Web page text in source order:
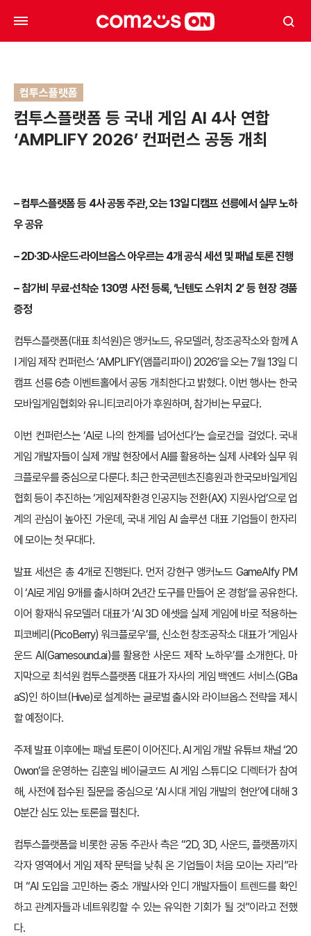
컴투스플랫폼
컴투스플랫폼 등 국내 게임 AI 4사 연합
‘AMPLIFY 2026’ 컨퍼런스 공동 개최
– 컴투스플랫폼 등 4사 공동 주관, 오는 13일 디캠프 선릉에서 실무 노하
우 공유
– 2D·3D·사운드·라이브옵스 아우르는 4개 공식 세션 및 패널 토론 진행
– 참가비 무료·선착순 130명 사전 등록, ‘닌텐도 스위치 2’ 등 현장 경품
증정
컴투스플랫폼(대표 최석원)은 앵커노드, 유모델러, 창조공작소와 함께 A
I 게임 제작 컨퍼런스 ‘AMPLIFY(앰플리파이) 2026’을 오는 7월 13일 디
캠프 선릉 6층 이벤트홀에서 공동 개최한다고 밝혔다. 이번 행사는 한국
모바일게임협회와 유니티코리아가 후원하며, 참가비는 무료다.
이번 컨퍼런스는 ‘AI로 나의 한계를 넘어선다’는 슬로건을 걸었다. 국내
게임 개발자들이 실제 개발 현장에서 AI를 활용하는 실제 사례와 실무 워
크플로우를 중심으로 다룬다. 최근 한국콘텐츠진흥원과 한국모바일게임
협회 등이 추진하는 ‘게임제작환경 인공지능 전환(AX) 지원사업’으로 업
계의 관심이 높아진 가운데, 국내 게임 AI 솔루션 대표 기업들이 한자리
에 모이는 첫 무대다.
발표 세션은 총 4개로 진행된다. 먼저 강현구 앵커노드 GameAIfy PM
이 ‘AI로 게임 9개를 출시하며 2년간 도구를 만들어 온 경험’을 공유한다.
이어 황재식 유모델러 대표가 ‘AI 3D 에셋을 실제 게임에 바로 적용하는
피코베리(PicoBerry) 워크플로우’를, 신소헌 창조공작소 대표가 ‘게임사
운드 AI(Gamesound.ai)를 활용한 사운드 제작 노하우’를 소개한다. 마
지막으로 최석원 컴투스플랫폼 대표가 자사의 게임 백엔드 서비스(GBa
aS)인 하이브(Hive)로 설계하는 글로벌 출시와 라이브옵스 전략을 제시
할 예정이다.
주제 발표 이후에는 패널 토론이 이어진다. AI 게임 개발 유튜브 채널 ‘20
0won’을 운영하는 김훈일 베이글코드 AI 게임 스튜디오 디렉터가 참여
해, 사전에 접수된 질문을 중심으로 ‘AI 시대 게임 개발의 현안’에 대해 3
0분간 심도 있는 토론을 펼친다.
컴투스플랫폼을 비롯한 공동 주관사 측은 “2D, 3D, 사운드, 플랫폼까지
각자 영역에서 게임 제작 문턱을 낮춰 온 기업들이 처음 모이는 자리”라
며 “AI 도입을 고민하는 중소 개발사와 인디 개발자들이 트렌드를 확인
하고 관계자들과 네트워킹할 수 있는 유익한 기회가 될 것”이라고 전했
다.